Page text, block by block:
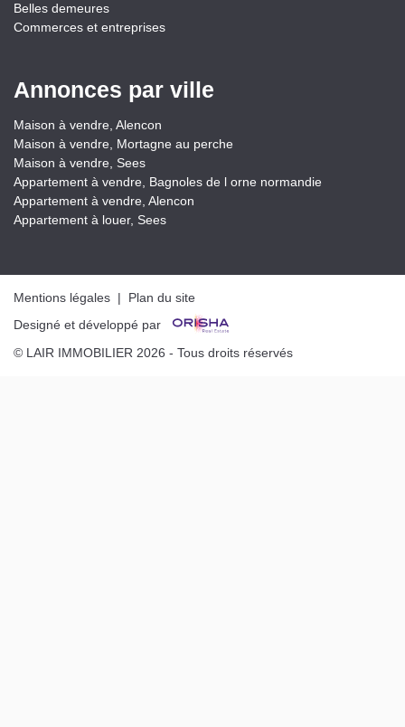
Belles demeures
Commerces et entreprises
Annonces par ville
Maison à vendre, Alencon
Maison à vendre, Mortagne au perche
Maison à vendre, Sees
Appartement à vendre, Bagnoles de l orne normandie
Appartement à vendre, Alencon
Appartement à louer, Sees
Mentions légales | Plan du site
Designé et développé par
© LAIR IMMOBILIER 2026 - Tous droits réservés